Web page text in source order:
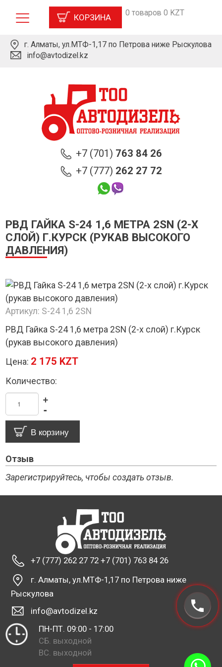
КОРЗИНА 0 товаров 0 KZT
г. Алматы, ул.МТФ-1,17 по Петрова ниже Рыскулова
info@avtodizel.kz
+7 (701) 763 84 26
+7 (777) 262 27 72
РВД ГАЙКА S-24 1,6 МЕТРА 2SN (2-Х
СЛОЙ) Г.КУРСК (РУКАВ ВЫСОКОГО
ДАВЛЕНИЯ)
Артикул: S-24 1,6 2SN
РВД Гайка S-24 1,6 метра 2SN (2-х слой) г.Курск
(рукав высокого давления)
Цена: 2 175 KZT
Количество:
-
+
Отзыв
Зарегистрируйтесь, чтобы создать отзыв.
+7 (777) 262 27 72 +7 (701) 763 84 26
г. Алматы, ул.МТФ-1,17 по Петрова ниже
Рыскулова
info@avtodizel.kz
ПН-ПТ. 09:00 - 17:00
СБ. выходной
ВС. выходной